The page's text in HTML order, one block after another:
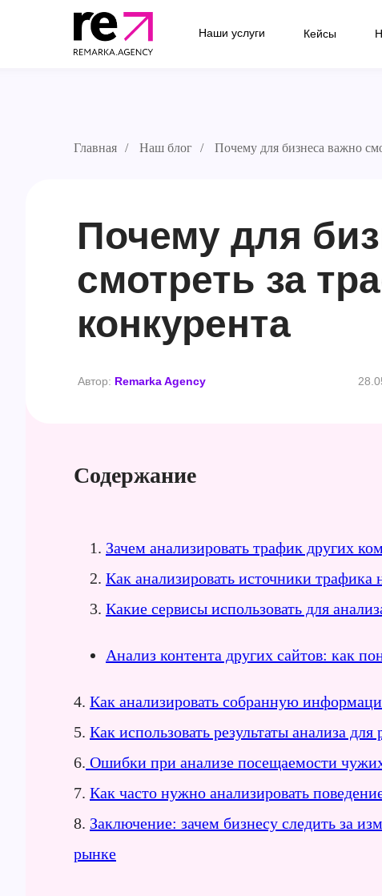
Наши услуги Кейсы
Главная / Наш блог / Почему для бизнеса важно
Почему для
смотреть за
конкурента
Автор: Remarka Agency
Содержание
Зачем анализировать трафик других
Как анализировать источники трафика
Какие сервисы использовать для
Анализ контента других сайтов: как
4. Как анализировать собранную
5. Как использовать результаты анализа для
6. Ошибки при анализе посещаемости
7. Как часто нужно анализировать
8. Заключение: зачем бизнесу следить за
рынке